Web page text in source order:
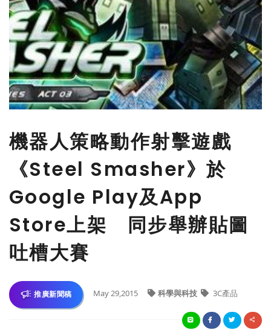
機器人策略動作射擊遊戲
《Steel Smasher》於
Google Play及App
Store上架 同步舉辦貼圖
吐槽大賽
推廣新聞稿 May 29,2015 科學與科技 3C產品